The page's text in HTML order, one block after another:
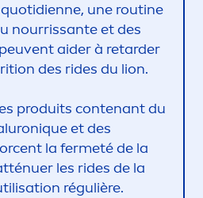
une routine
nourrissante et des
aider à retarder
des rides du lion.
produits contenant du
ique et des
la fermeté de la
les rides de la
régulière.